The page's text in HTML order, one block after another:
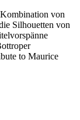
von
Silhouetten von
to Maurice